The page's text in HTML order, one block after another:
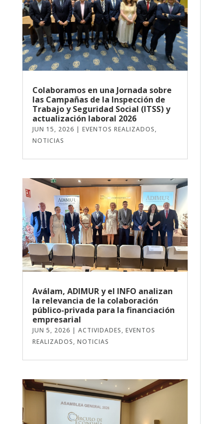
Colaboramos en una Jornada sobre
las Campañas de la Inspección de
Trabajo y Seguridad Social (ITSS) y
actualización laboral 2026
JUN 15, 2026 | EVENTOS REALIZADOS,
NOTICIAS
Aválam, ADIMUR y el INFO analizan
la relevancia de la colaboración
público-privada para la financiación
empresarial
JUN 5, 2026 | ACTIVIDADES, EVENTOS
REALIZADOS, NOTICIAS